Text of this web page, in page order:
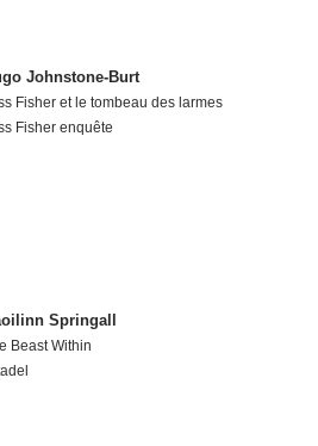
Johnstone-Burt
Fisher et le tombeau des larmes
Fisher enquête
Springall
Beast Within